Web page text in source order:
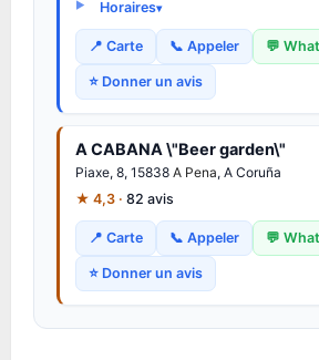
Horaires
📍 Carte 📞 Appeler 💬
⭐ Donner un avis
A CABANA \"Beer garden\"
Piaxe, 8, 15838 A Pena, A Coruña
★ 4,3 · 82 avis
📍 Carte 📞 Appeler 💬
⭐ Donner un avis